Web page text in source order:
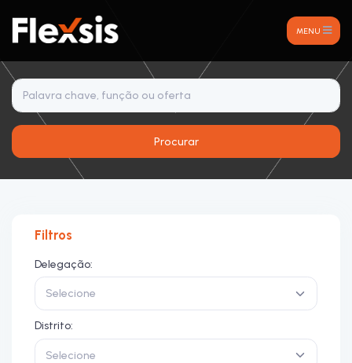
MENU
Procurar
Filtros
Delegação:
Selecione
Distrito:
Selecione